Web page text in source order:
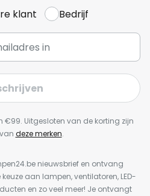
klant Bedrijf
Uitgesloten van de korting zijn
deze merken.
nieuwsbrief en ontvang
aan lampen, ventilatoren, LED-
en zo veel meer! Je ontvangt